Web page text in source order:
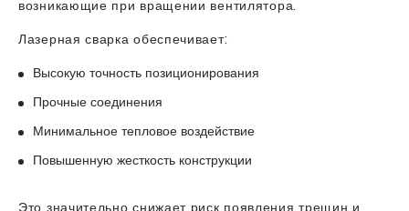
возникающие при вращении вентилятора.
Лазерная сварка обеспечивает:
Высокую точность позиционирования
Прочные соединения
Минимальное тепловое воздействие
Повышенную жесткость конструкции